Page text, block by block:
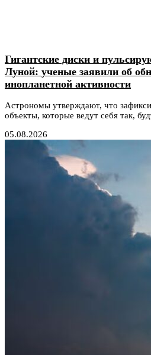
Гигантские диски и
Луной: ученые заявили об
инопланетной активности
Астрономы утверждают, что
объекты, которые ведут себя так,
05.08.2026